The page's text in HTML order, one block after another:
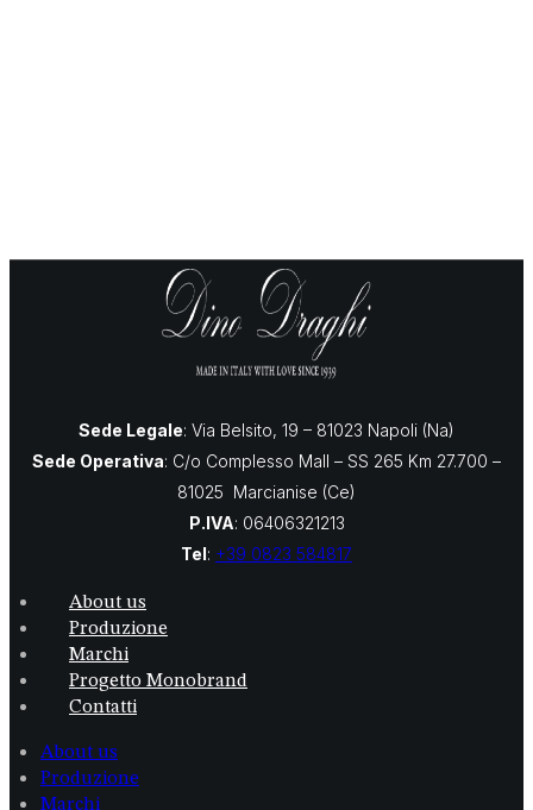
Sede Legale: Via Belsito, 19 – 81023 Napoli (Na)
Sede Operativa: C/o Complesso Mall – SS 265 Km 27.700 –
81025 Marcianise (Ce)
P.IVA: 06406321213
Tel: +39 0823 584817
About us
Produzione
Marchi
Progetto Monobrand
Contatti
About us
Produzione
Marchi